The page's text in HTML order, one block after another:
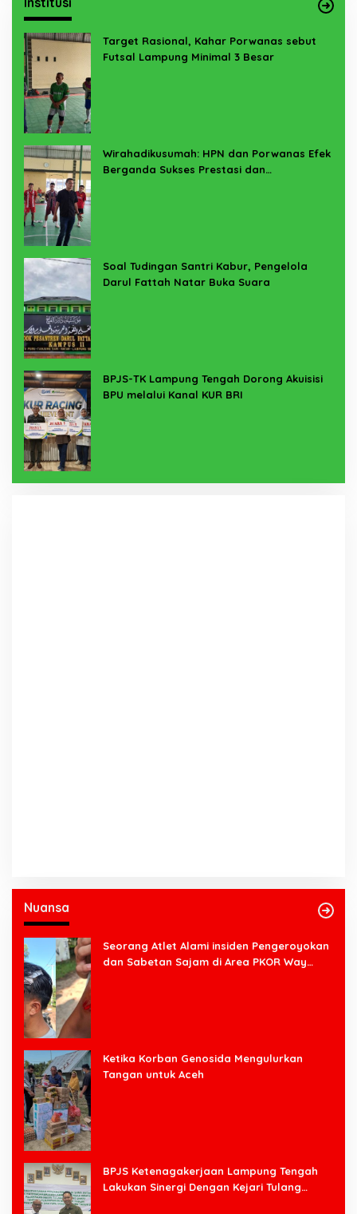
Target Rasional, Kahar Porwanas sebut
Futsal Lampung Minimal 3 Besar
Wirahadikusumah: HPN dan Porwanas Efek
Berganda Sukses Prestasi dan
Soal Tudingan Santri Kabur, Pengelola
Darul Fattah Natar Buka Suara
BPJS-TK Lampung Tengah Dorong Akuisisi
BPU melalui Kanal KUR BRI
Nuansa
Seorang Atlet Alami insiden Pengeroyokan
dan Sabetan Sajam di Area PKOR Way
Ketika Korban Genosida Mengulurkan
Tangan untuk Aceh
BPJS Ketenagakerjaan Lampung Tengah
Lakukan Sinergi Dengan Kejari Tulang